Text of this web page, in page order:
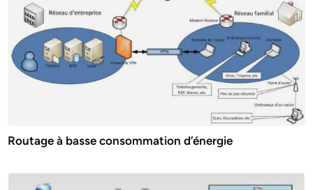
Routage à basse consommation d’énergie